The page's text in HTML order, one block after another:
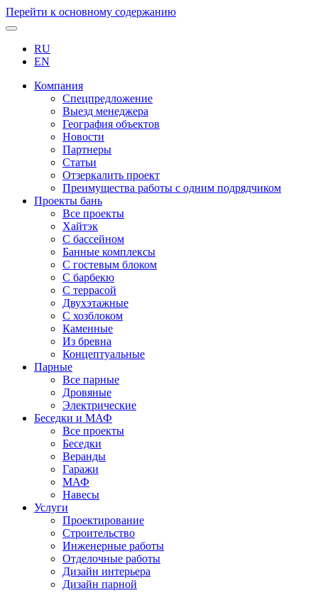
Перейти к основному содержанию
RU
EN
Компания
Спецпредложение
Выезд менеджера
География объектов
Новости
Партнеры
Статьи
Отзеркалить проект
Преимущества работы с одним подрядчиком
Проекты бань
Все проекты
Хайтэк
С бассейном
Банные комплексы
С гостевым блоком
С барбекю
С террасой
Двухэтажные
С хозблоком
Каменные
Из бревна
Концептуальные
Парные
Все парные
Дровяные
Электрические
Беседки и МАФ
Все проекты
Беседки
Веранды
Гаражи
МАФ
Навесы
Услуги
Проектирование
Строительство
Инженерные работы
Отделочные работы
Дизайн интерьера
Дизайн парной